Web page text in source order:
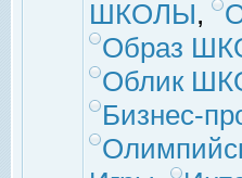
ШКОЛЫ,
Образ
Облик
Бизнес-